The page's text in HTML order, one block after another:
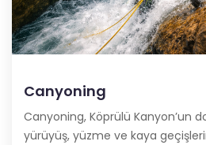
Canyoning
Canyoning, Köprülü Kanyon’un
yürüyüş, yüzme ve kaya